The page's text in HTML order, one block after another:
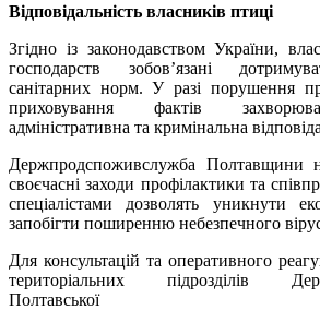
Відповідальність власників птиці
Згідно із законодавством України,
господарств зобов’язані
санітарних норм. У разі порушення
приховування фактів
адміністративна та кримінальна
Держпродспоживслужба Полтавщини
своєчасні заходи профілактики та
спеціалістами дозволять уникнути
запобігти поширенню небезпечного
Для консультацій та оперативного
територіальних підрозділів
Полтавської